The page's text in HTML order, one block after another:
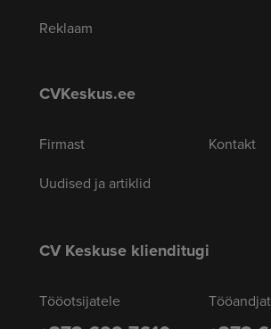
Reklaam
CVKeskus.ee
Firmast
Uudised ja artiklid
Kontakt
CV Keskuse klienditugi
Tööotsijatele